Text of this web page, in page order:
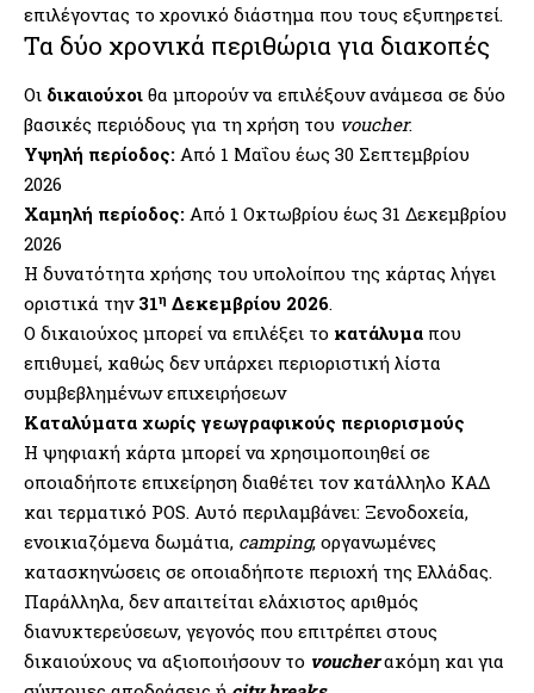
επιλέγοντας το χρονικό διάστημα που τους εξυπηρετεί.
Τα δύο χρονικά περιθώρια για διακοπές
Οι δικαιούχοι θα μπορούν να επιλέξουν ανάμεσα σε δύο
βασικές περιόδους για τη χρήση του voucher.
Υψηλή περίοδος: Από 1 Μαΐου έως 30 Σεπτεμβρίου
2026
Χαμηλή περίοδος: Από 1 Οκτωβρίου έως 31 Δεκεμβρίου
2026
Η δυνατότητα χρήσης του υπολοίπου της κάρτας λήγει
οριστικά την 31η Δεκεμβρίου 2026.
Ο δικαιούχος μπορεί να επιλέξει το κατάλυμα που
επιθυμεί, καθώς δεν υπάρχει περιοριστική λίστα
συμβεβλημένων επιχειρήσεων
Καταλύματα χωρίς γεωγραφικούς περιορισμούς
Η ψηφιακή κάρτα μπορεί να χρησιμοποιηθεί σε
οποιαδήποτε επιχείρηση διαθέτει τον κατάλληλο ΚΑΔ
και τερματικό POS. Αυτό περιλαμβάνει: Ξενοδοχεία,
ενοικιαζόμενα δωμάτια, camping, οργανωμένες
κατασκηνώσεις σε οποιαδήποτε περιοχή της Ελλάδας.
Παράλληλα, δεν απαιτείται ελάχιστος αριθμός
διανυκτερεύσεων, γεγονός που επιτρέπει στους
δικαιούχους να αξιοποιήσουν το voucherακόμη και για